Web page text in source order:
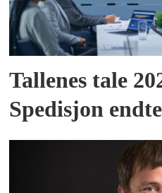
Tallenes tale
Spedisjon